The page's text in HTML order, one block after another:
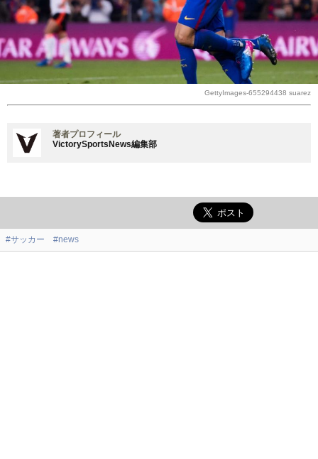
GettyImages-655294438 suarez
著者プロフィール
VictorySportsNews編集部
#サッカー #news